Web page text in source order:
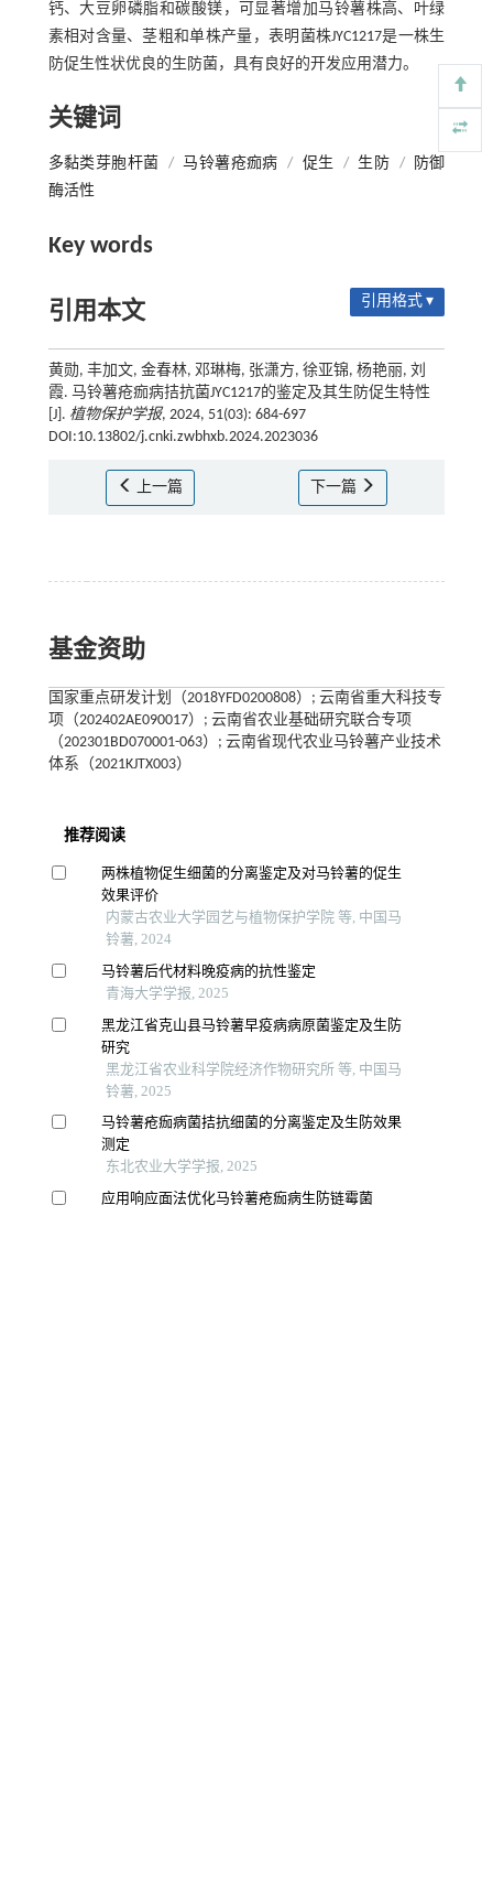
钙、大豆卵磷脂和碳酸镁，可显著增加马铃薯株高、叶绿
素相对含量、茎粗和单株产量，表明菌株JYC1217是一株生
防促生性状优良的生防菌，具有良好的开发应用潜力。
关键词
多黏类芽胞杆菌 / 马铃薯疮痂病 / 促生 / 生防 /
防御
酶活性
Key words
引用本文 引用格式 ▾
黄勋, 丰加文, 金春林, 邓琳梅, 张潇方, 徐亚锦, 杨艳丽, 刘
霞. 马铃薯疮痂病拮抗菌JYC1217的鉴定及其生防促生特性
[J]. 植物保护学报, 2024, 51(03): 684-697
DOI:10.13802/j.cnki.zwbhxb.2024.2023036
上一篇 下一篇
基金资助
国家重点研发计划（2018YFD0200808）; 云南省重大科技专
项（202402AE090017）; 云南省农业基础研究联合专项
（202301BD070001-063）; 云南省现代农业马铃薯产业技术
体系（2021KJTX003）